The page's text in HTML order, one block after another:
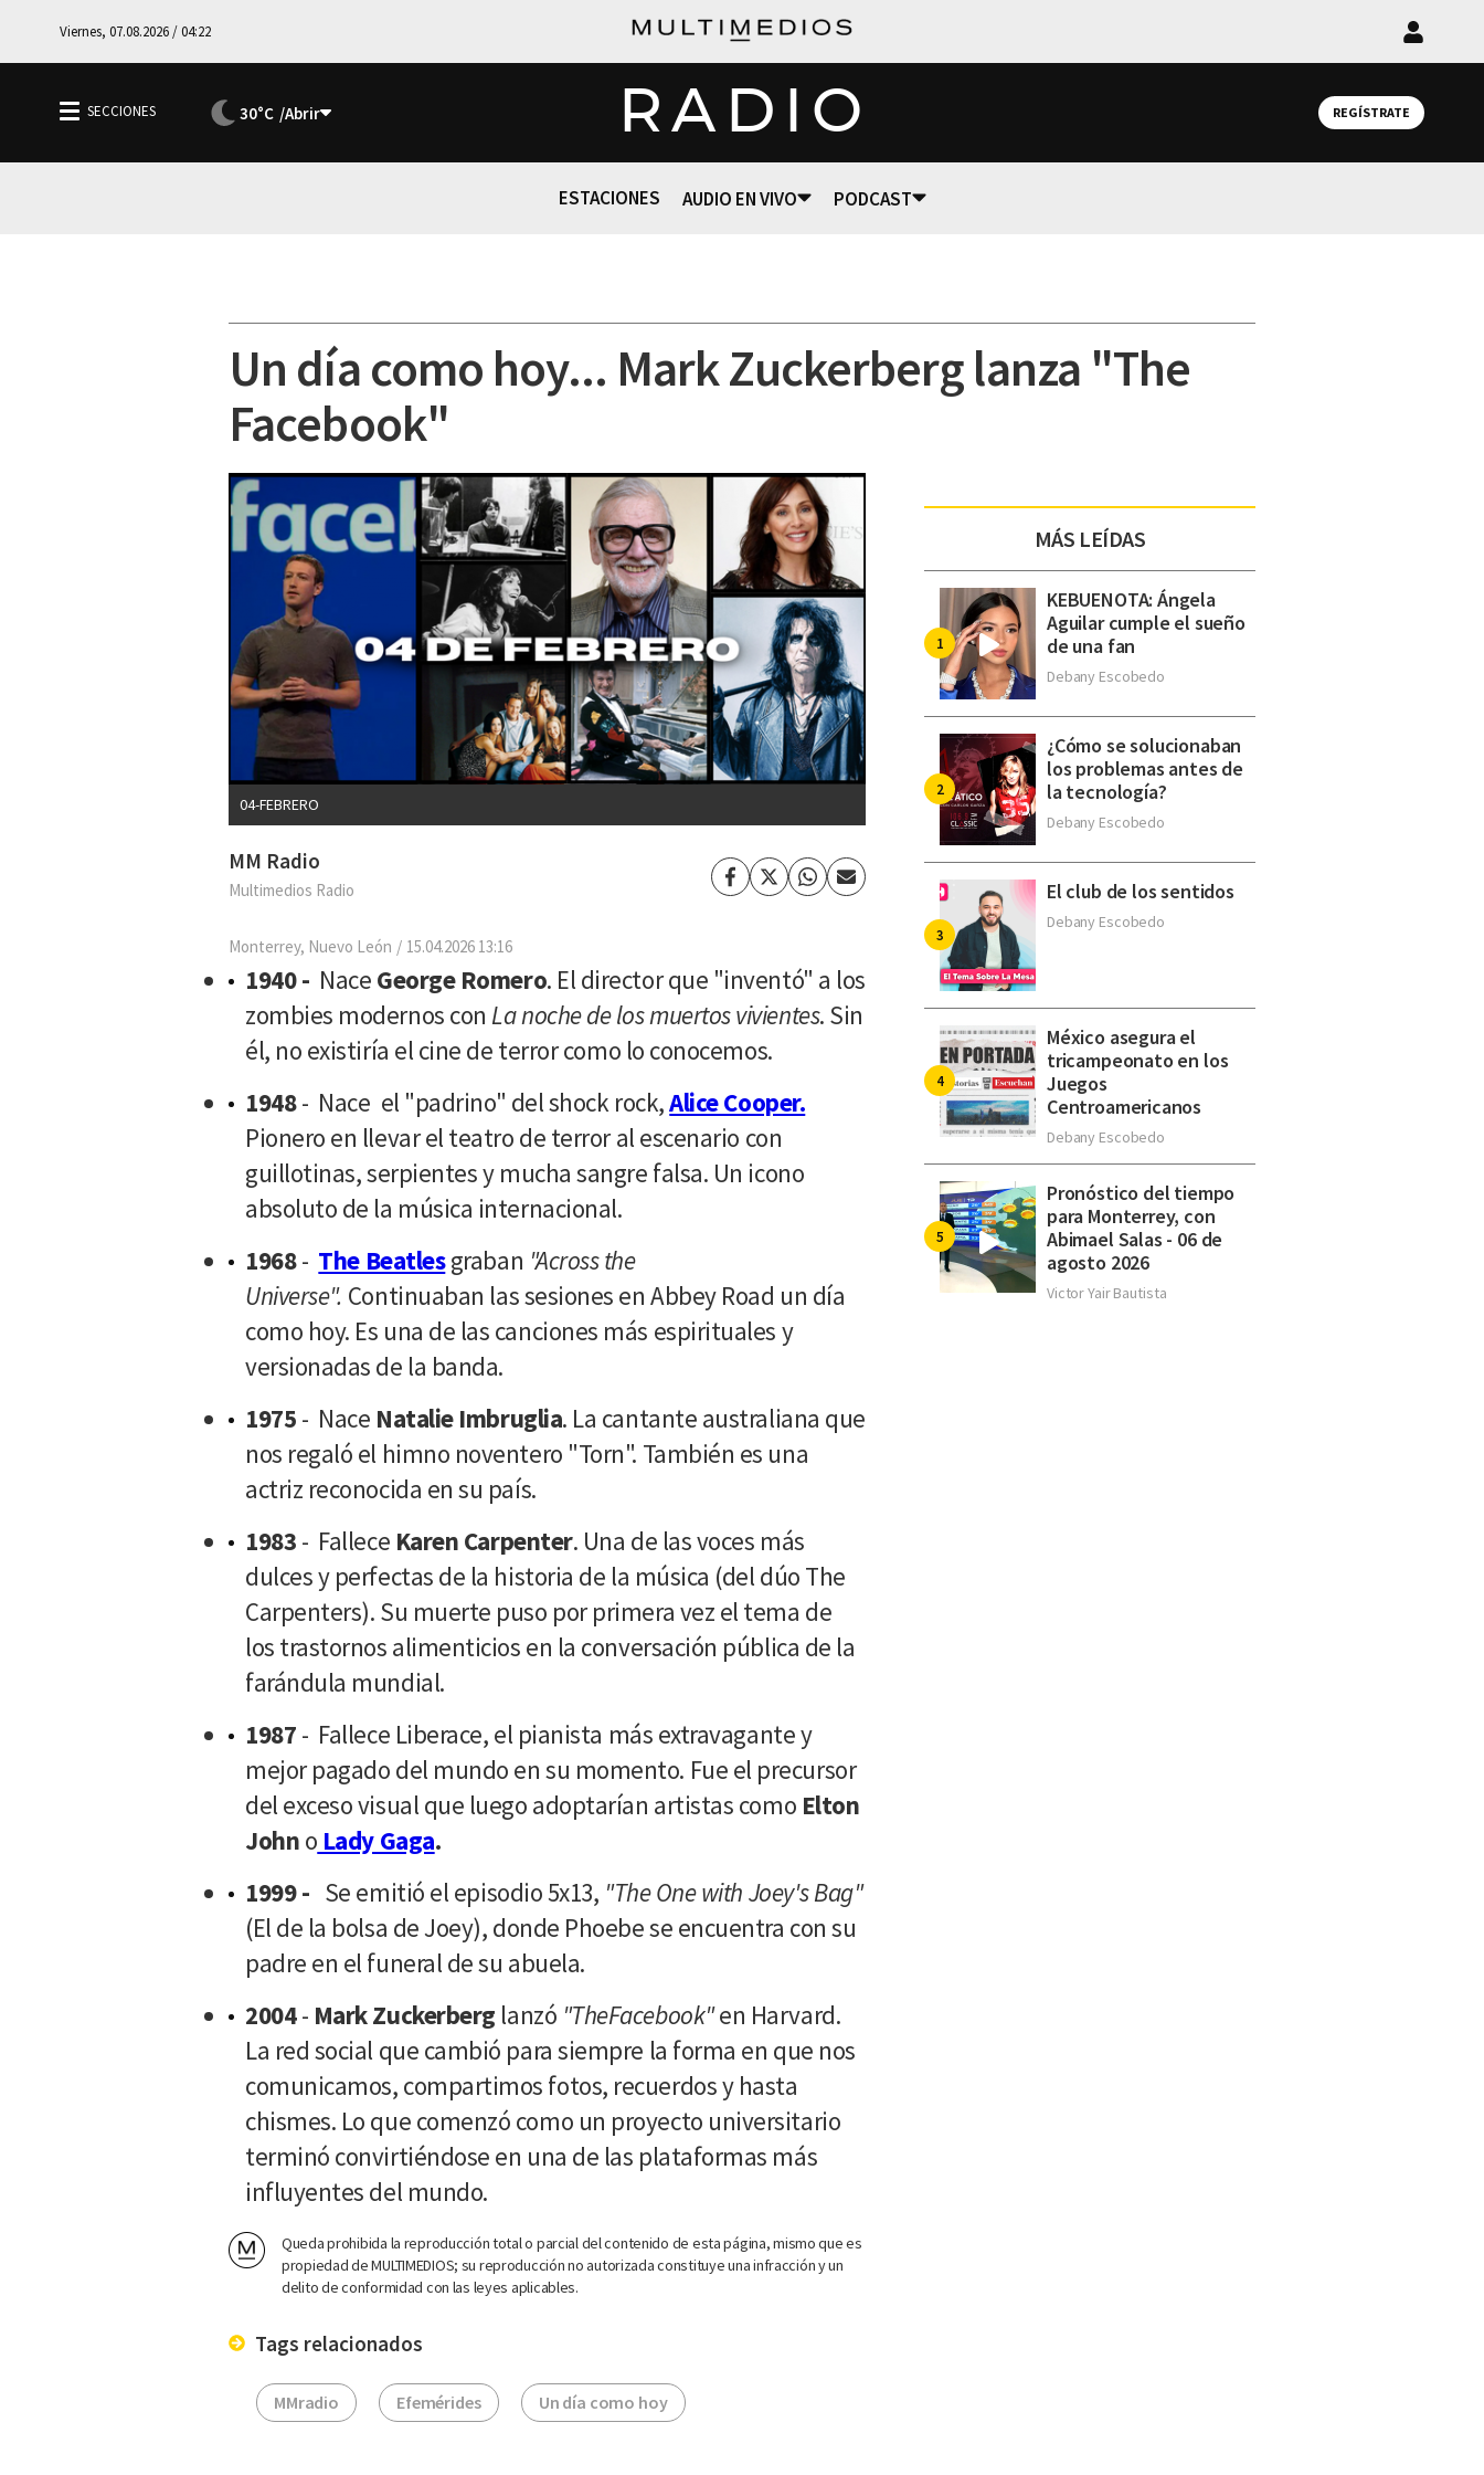
Viernes, 07.08.2026 / 04:22
Iniciar
30°C RADIO REGÍSTRATE
ESTACIONES AUDIO EN VIVO PODCAST
Un día como hoy... Mark Zuckerberg lanza "The
Facebook"
04-FEBRERO
MM Radio
Multimedios Radio Facebook
TwitterWhatsapp
Enviar
Monterrey, Nuevo León 15.04.2026 13:16
1940 - Nace George Romero. El director que "inventó" a los
zombies modernos con La noche de los muertos vivientes. Sin
él, no existiría el cine de terror como lo conocemos.
1948- Nace el "padrino" del shock rock,Alice Cooper.
Pionero en llevar el teatro de terror al escenario con
guillotinas, serpientes y mucha sangre falsa. Un icono
absoluto de la música internacional.
1968- The Beatlesgraban "Across the
Universe". Continuaban las sesiones en Abbey Road un día
como hoy. Es una de las canciones más espirituales y
versionadas de la banda.
1975 - Nace Natalie Imbruglia. La cantante australiana que
nos regaló el himno noventero "Torn". También es una
actriz reconocida en su país.
1983 - Fallece Karen Carpenter. Una de las voces más
dulces y perfectas de la historia de la música (del dúo The
Carpenters). Su muerte puso por primera vez el tema de
los trastornos alimenticios en la conversación pública de la
farándula mundial.
1987 - Fallece Liberace, el pianista más extravagante y
mejor pagado del mundo en su momento. Fue el precursor
del exceso visual que luego adoptarían artistas como Elton
John o Lady Gaga.
1999 - Se emitió el episodio 5x13, "The One with Joey's Bag"
(El de la bolsa de Joey), donde Phoebe se encuentra con su
padre en el funeral de su abuela.
2004- Mark Zuckerberg lanzó "TheFacebook"en Harvard.
La red social que cambió para siempre la forma en que nos
comunicamos, compartimos fotos, recuerdos y hasta
chismes. Lo que comenzó como un proyecto universitario
terminó convirtiéndose en una de las plataformas más
influyentes del mundo.
Queda prohibida la reproducción total o parcial del contenido de esta página, mismo que es
propiedad de MULTIMEDIOS; su reproducción no autorizada constituye una infracción y un
delito de conformidad con las leyes aplicables.
Tags relacionados
MMradio Efemérides Un día como hoy
MÁS LEÍDAS
KEBUENOTA: Ángela
Aguilar cumple el sueño
de una fan
Debany Escobedo
¿Cómo se solucionaban
los problemas antes de
la tecnología?
Debany Escobedo
El club de los sentidos
Debany Escobedo
México asegura el
tricampeonato en los
Juegos
Centroamericanos
Debany Escobedo
Pronóstico del tiempo
para Monterrey, con
Abimael Salas - 06 de
agosto 2026
Victor Yair Bautista